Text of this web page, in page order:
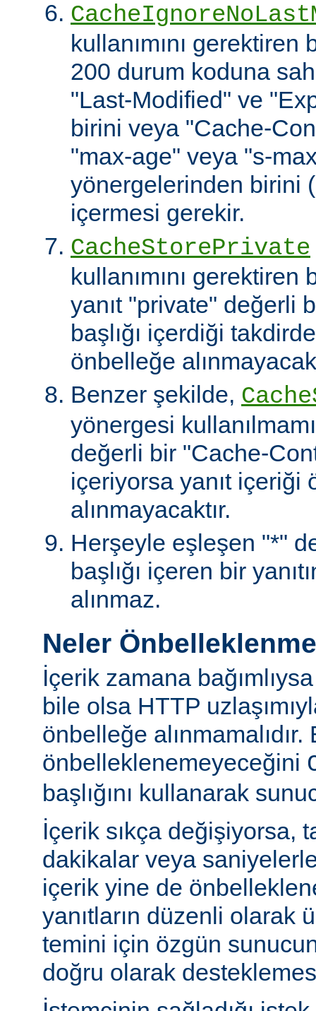
kullanımını gerektiren
200 durum koduna
"Last-Modified" ve
birini veya "Cache-
"max-age" veya "s-
yönergelerinden birini
içermesi gerekir.
CacheStorePrivate
kullanımını gerektiren
yanıt "private" değerli
başlığı içerdiği
önbelleğe
Benzer şekilde,
yönergesi
değerli bir "Cache-
içeriyorsa yanıt içeriği
alınmayacaktır.
Herşeyle eşleşen "*"
başlığı içeren bir
alınmaz.
Neler
İçerik zamana
bile olsa HTTP
önbelleğe
önbelleklenemeyeceğini
başlığını kullanarak
İçerik sıkça değişiyorsa,
dakikalar veya
içerik yine de
yanıtların düzenli olarak
temini için özgün
doğru olarak